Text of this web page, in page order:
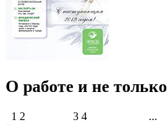
О работе и не только
1 2 3 4 ...